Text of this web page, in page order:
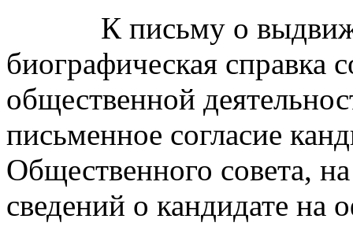
К письму о
биографическая справка
общественной
письменное согласие
Общественного совета,
сведений о кандидате на